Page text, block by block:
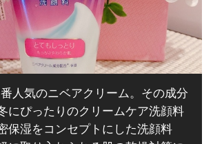
人気のニベアクリーム。その成分
にぴったりのクリームケア洗顔料
保湿をコンセプトにした洗顔料